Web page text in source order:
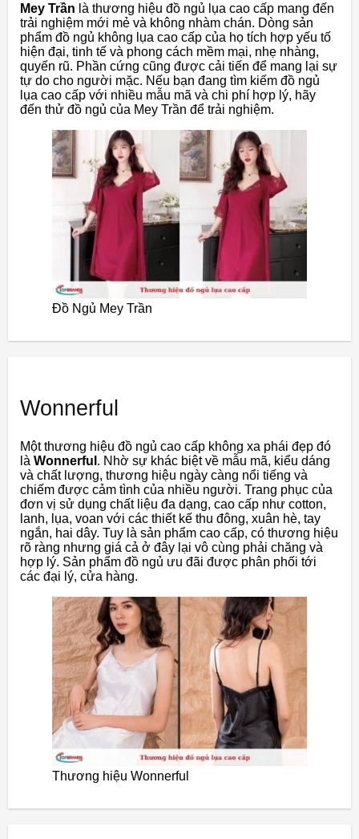
Mey Trần là thương hiệu đồ ngủ lụa cao cấp mang đến
trải nghiệm mới mẻ và không nhàm chán. Dòng sản
phẩm đồ ngủ không lụa cao cấp của họ tích hợp yếu tố
hiện đại, tinh tế và phong cách mềm mại, nhẹ nhàng,
quyến rũ. Phần cứng cũng được cải tiến để mang lại sự
tự do cho người mặc. Nếu bạn đang tìm kiếm đồ ngủ
lụa cao cấp với nhiều mẫu mã và chi phí hợp lý, hãy
đến thử đồ ngủ của Mey Trần để trải nghiệm.
Đồ Ngủ Mey Trần
Wonnerful
Một thương hiệu đồ ngủ cao cấp không xa phái đẹp đó
là Wonnerful . Nhờ sự khác biệt về mẫu mã, kiểu dáng
và chất lượng, thương hiệu ngày càng nổi tiếng và
chiếm được cảm tình của nhiều người. Trang phục của
đơn vị sử dụng chất liệu đa dạng, cao cấp như cotton,
lanh, lụa, voan với các thiết kế thu đông, xuân hè, tay
ngắn, hai dây. Tuy là sản phẩm cao cấp, có thương hiệu
rõ ràng nhưng giá cả ở đây lại vô cùng phải chăng và
hợp lý. Sản phẩm đồ ngủ ưu đãi được phân phối tới
các đại lý, cửa hàng.
Thương hiệu Wonnerful